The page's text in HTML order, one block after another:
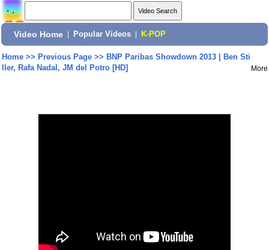
Video Home Popular Videos K-POP
Home>> Previous Page>> BNP Paribas Showdown 2013 | Ben Sti
ller, Rafa Nadal, JM del Potro [HD]
More